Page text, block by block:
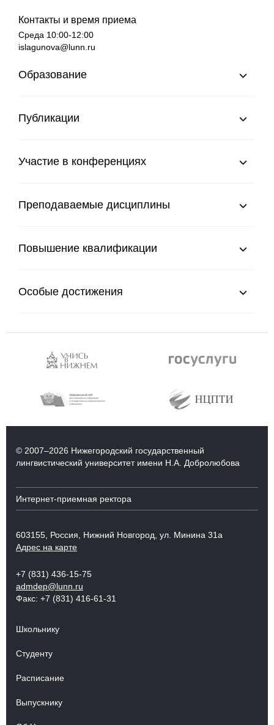
Контакты и время приема
Среда 10:00-12:00
islagunova@lunn.ru
Образование
Публикации
Участие в конференциях
Преподаваемые дисциплины
Повышение квалификации
Особые достижения
© 2007–2026 Нижегородский государственный
лингвистический университет имени Н.А. Добролюбова
Интернет-приемная ректора
603155, Россия, Нижний Новгород, ул. Минина 31а
Адрес на карте
+7 (831) 436-15-75
admdep@lunn.ru
Факс: +7 (831) 416-61-31
Школьнику
Студенту
Расписание
Выпускнику